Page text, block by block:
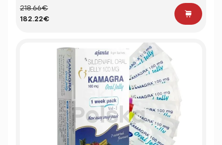
218.66€
182.22€